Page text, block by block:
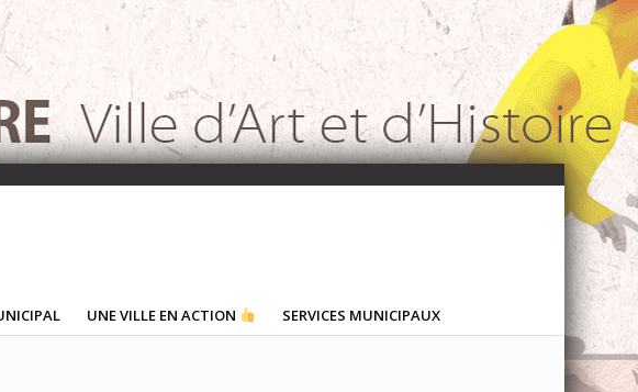
UNE VILLE EN ACTION SERVICES MUNICIPAUX